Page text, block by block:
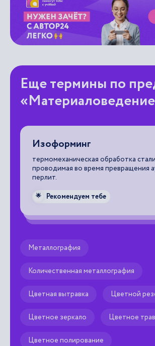
Еще термины по
Изоформинг
термомеханическая обработка
проводимая во время превращения
перлит.
🌟 Рекомендуем тебе
Металлография
Количественная металлография
Цветная вытравка Цветной
Цветное зеркало Цветное
Цветное полирование